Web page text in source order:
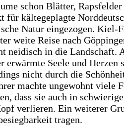
schon Blätter,
für kältegeplagte
Natur eingezogen. Kiel-
weite Reise nach
neidisch in die Landschaft.
erwärmte Seele und Herzen
nicht durch die
machte ungewohnt viele
dass sie auch in
verlieren. Ein weiterer
tragen.